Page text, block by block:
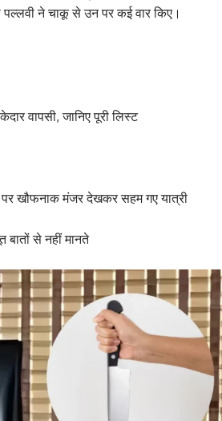
ने चाकू से उन पर कई वार किए।
वापसी, जानिए पूरी लिस्ट
पर खौफनाक मंजर देखकर सहम गए यात्री
से नहीं मानते